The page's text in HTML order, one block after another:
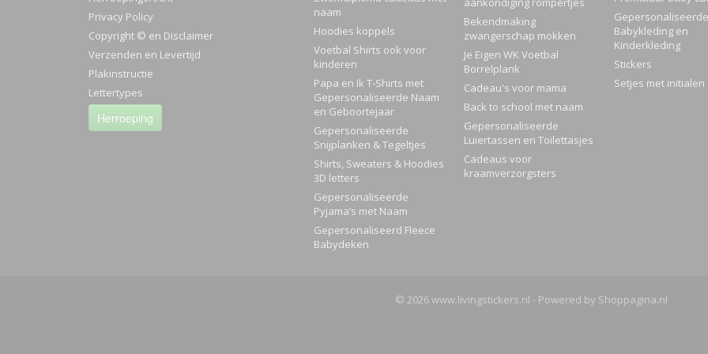
Privacy Policy
Copyright © en Disclaimer
Verzenden en Levertijd
Plakinstructie
Lettertypes
Herroeping
naam
Hoodies koppels
Voetbal Shirts ook voor
kinderen
Papa en Ik T-Shirts met
Gepersonaliseerde Naam
en Geboortejaar
Gepersonaliseerde
Snijplanken & Tegeltjes
Shirts, Sweaters & Hoodies
3D letters
Gepersonaliseerde
Pyjama’s met Naam
Gepersonaliseerd Fleece
Babydeken
Bekendmaking
zwangerschap mokken
Je Eigen WK Voetbal
Borrelplank
Cadeau's voor mama
Back to school met naam
Gepersonaliseerde
Luiertassen en Toilettasjes
Cadeaus voor
kraamverzorgsters
Gepersonaliseerde
Babykleding en
Kinderkleding
Stickers
Setjes met initialen
© 2026 www.livingstickers.nl - Powered by Shoppagina.nl